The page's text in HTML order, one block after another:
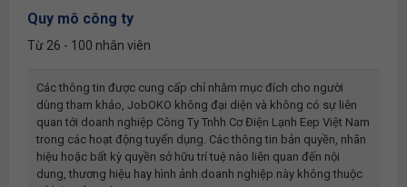
Quy mô công ty
Từ 26 - 100 nhân viên
Các thông tin được cung cấp chỉ nhằm mục đích cho người
dùng tham khảo, JobOKO không đại diện và không có sự liên
quan tới doanh nghiệp Công Ty Tnhh Cơ Điện Lạnh Eep Việt Nam
trong các hoạt động tuyển dụng. Các thông tin bản quyền, nhãn
hiệu hoặc bất kỳ quyền sở hữu trí tuệ nào liên quan đến nội
dung, thương hiệu hay hình ảnh doanh nghiệp này không thuộc